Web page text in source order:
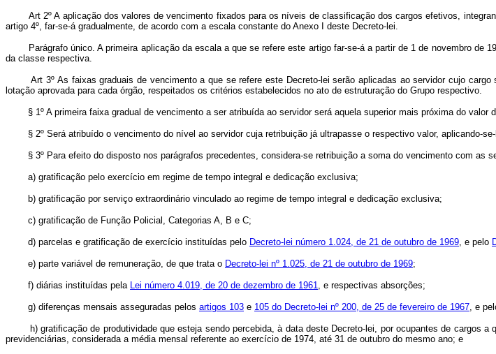
Art 2º A aplicação dos valores de vencimento fixados para os níveis de classificação dos cargos efetivos,
artigo 4º, far-se-á gradualmente, de acordo com a escala constante do Anexo I deste Decreto-lei.
Parágrafo único. A primeira aplicação da escala a que se refere este artigo far-se-á a partir de 1 de novembro de
da classe respectiva.
Art 3º As faixas graduais de vencimento a que se refere este Decreto-lei serão aplicadas ao servidor cujo
lotação aprovada para cada órgão, respeitados os critérios estabelecidos no ato de estruturação do Grupo respectivo.
§ 1º A primeira faixa gradual de vencimento a ser atribuída ao servidor será aquela superior mais próxima do
§ 2º Será atribuído o vencimento do nível ao servidor cuja retribuição já ultrapasse o respectivo valor, aplicando-
§ 3º Para efeito do disposto nos parágrafos precedentes, considera-se retribuição a soma do vencimento com as
a) gratificação pelo exercício em regime de tempo integral e dedicação exclusiva;
b) gratificação por serviço extraordinário vinculado ao regime de tempo integral e dedicação exclusiva;
c) gratificação de Função Policial, Categorias A, B e C;
d) parcelas e gratificação de exercício instituídas pelo Decreto-lei número 1.024, de 21 de outubro de 1969 , e pelo
e) parte variável de remuneração, de que trata o Decreto-lei nº 1.025, de 21 de outubro de 1969;
f) diárias instituídas pela Lei número 4.019, de 20 de dezembro de 1961 , e respectivas absorções;
g) diferenças mensais asseguradas pelos artigos 103 e 105 do Decreto-lei nº 200, de 25 de fevereiro de 1967 , e
h) gratificação de produtividade que esteja sendo percebida, à data deste Decreto-lei, por ocupantes de cargos a
previdenciárias, considerada a média mensal referente ao exercício de 1974, até 31 de outubro do mesmo ano; e